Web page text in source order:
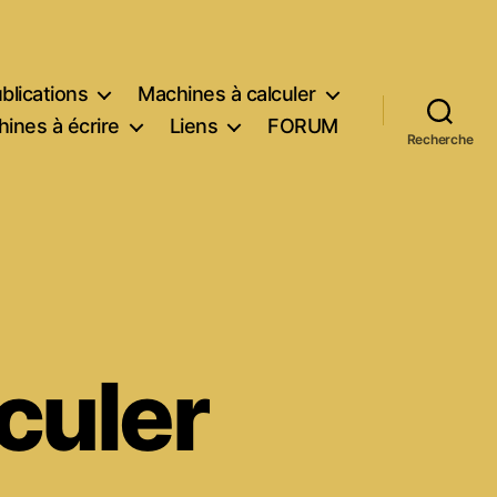
Machines à calculer
à écrire
Liens FORUM
Recherche